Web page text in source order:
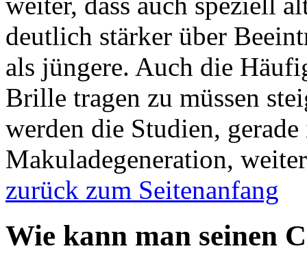
deutlich stärker über
als jüngere. Auch die
Brille tragen zu müssen
werden die Studien,
Makuladegeneration,
zurück zum Seitenanfang
Wie kann man seinen